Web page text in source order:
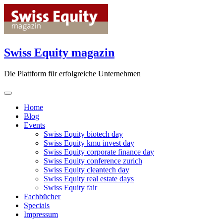
content
Swiss Equity magazin
Die Plattform für erfolgreiche Unternehmen
Home
Blog
Events
Swiss Equity biotech day
Swiss Equity kmu invest day
Swiss Equity corporate finance day
Swiss Equity conference zurich
Swiss Equity cleantech day
Swiss Equity real estate days
Swiss Equity fair
Fachbücher
Specials
Impressum